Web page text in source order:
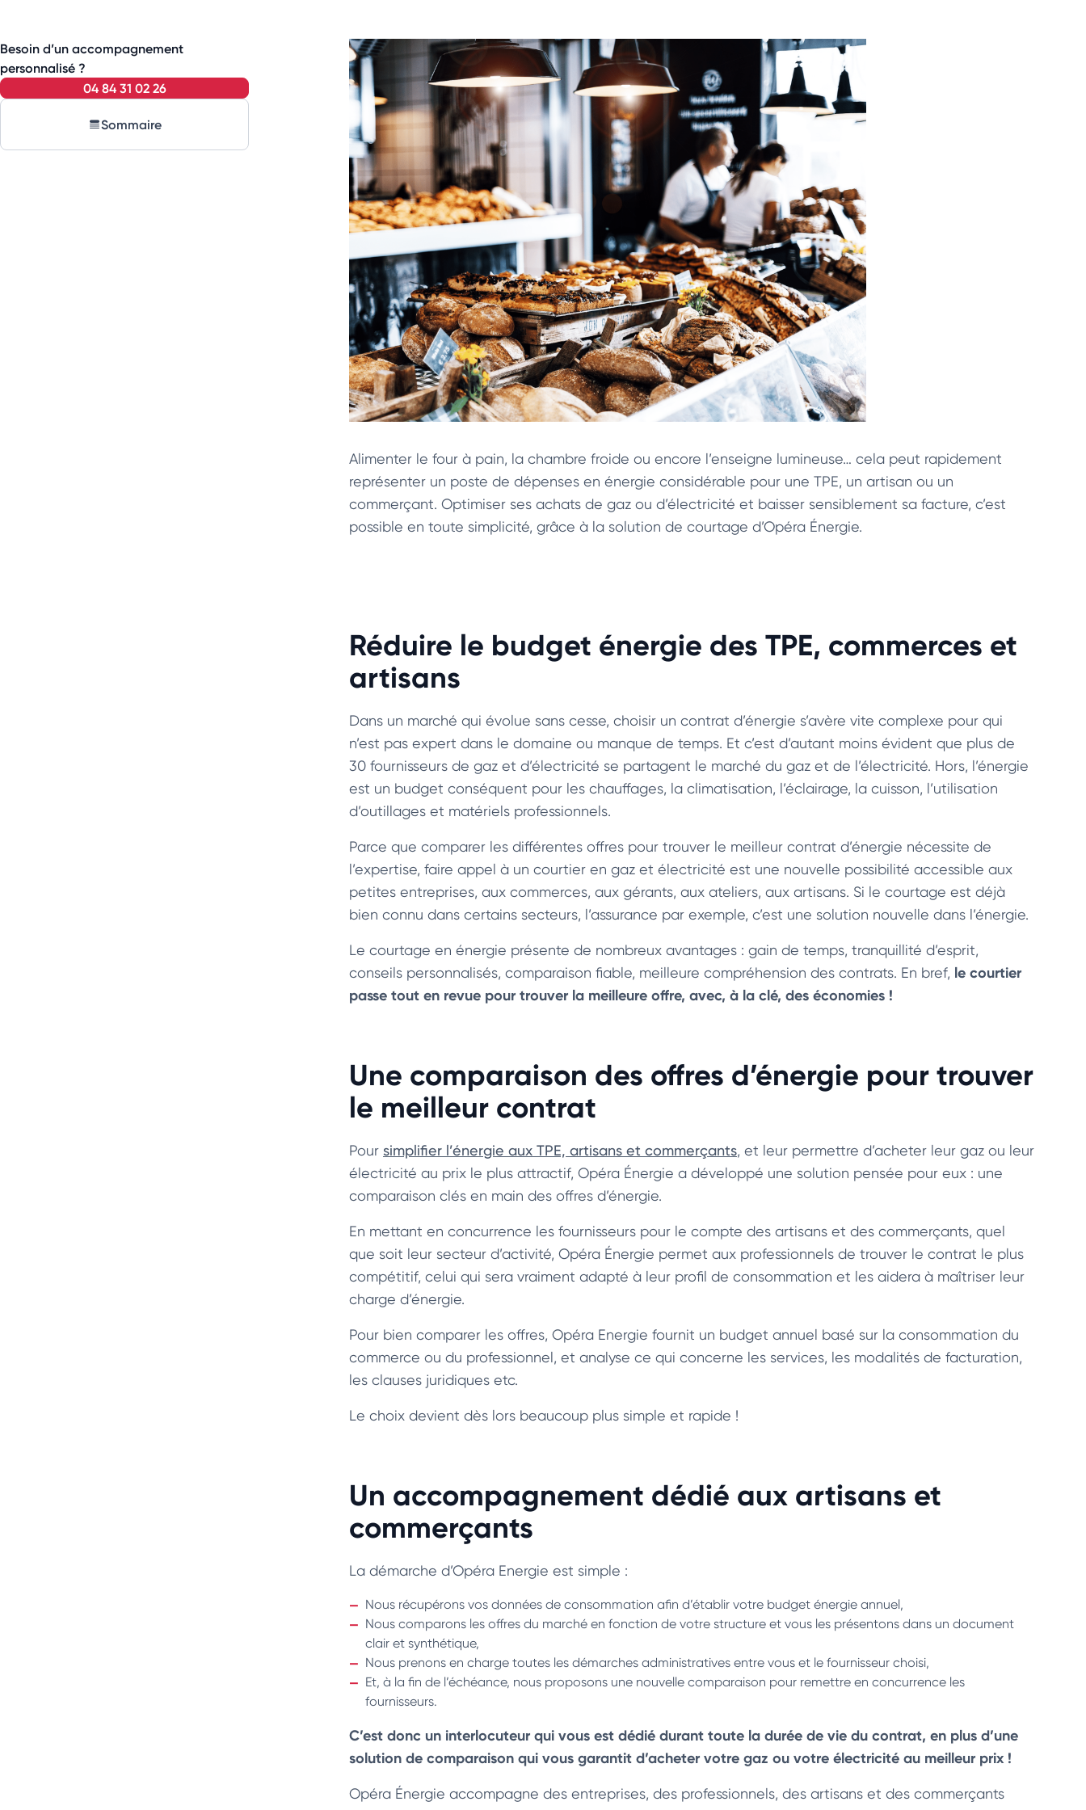
Besoin d’un accompagnement
personnalisé ?
04 84 31 02 26
Sommaire
Alimenter le four à pain, la chambre froide ou encore l’enseigne lumineuse… cela peut rapidement
représenter un poste de dépenses en énergie considérable pour une TPE, un artisan ou un
commerçant. Optimiser ses achats de gaz ou d’électricité et baisser sensiblement sa facture, c’est
possible en toute simplicité, grâce à la solution de courtage d’Opéra Énergie.
Réduire le budget énergie des TPE, commerces et
artisans
Dans un marché qui évolue sans cesse, choisir un contrat d’énergie s’avère vite complexe pour qui
n’est pas expert dans le domaine ou manque de temps. Et c’est d’autant moins évident que plus de
30 fournisseurs de gaz et d’électricité se partagent le marché du gaz et de l’électricité. Hors, l’énergie
est un budget conséquent pour les chauffages, la climatisation, l’éclairage, la cuisson, l’utilisation
d’outillages et matériels professionnels.
Parce que comparer les différentes offres pour trouver le meilleur contrat d’énergie nécessite de
l’expertise, faire appel à un courtier en gaz et électricité est une nouvelle possibilité accessible aux
petites entreprises, aux commerces, aux gérants, aux ateliers, aux artisans. Si le courtage est déjà
bien connu dans certains secteurs, l’assurance par exemple, c’est une solution nouvelle dans l’énergie.
Le courtage en énergie présente de nombreux avantages : gain de temps, tranquillité d’esprit,
conseils personnalisés, comparaison fiable, meilleure compréhension des contrats. En bref, le courtier
passe tout en revue pour trouver la meilleure offre, avec, à la clé, des économies !
Une comparaison des offres d’énergie pour trouver
le meilleur contrat
Pour simplifier l’énergie aux TPE, artisans et commerçants, et leur permettre d’acheter leur gaz ou leur
électricité au prix le plus attractif, Opéra Énergie a développé une solution pensée pour eux : une
comparaison clés en main des offres d’énergie.
En mettant en concurrence les fournisseurs pour le compte des artisans et des commerçants, quel
que soit leur secteur d’activité, Opéra Énergie permet aux professionnels de trouver le contrat le plus
compétitif, celui qui sera vraiment adapté à leur profil de consommation et les aidera à maîtriser leur
charge d’énergie.
Pour bien comparer les offres, Opéra Energie fournit un budget annuel basé sur la consommation du
commerce ou du professionnel, et analyse ce qui concerne les services, les modalités de facturation,
les clauses juridiques etc.
Le choix devient dès lors beaucoup plus simple et rapide !
Un accompagnement dédié aux artisans et
commerçants
La démarche d’Opéra Energie est simple :
Nous récupérons vos données de consommation afin d’établir votre budget énergie annuel,
Nous comparons les offres du marché en fonction de votre structure et vous les présentons dans un document
clair et synthétique,
Nous prenons en charge toutes les démarches administratives entre vous et le fournisseur choisi,
Et, à la fin de l’échéance, nous proposons une nouvelle comparaison pour remettre en concurrence les
fournisseurs.
C’est donc un interlocuteur qui vous est dédié durant toute la durée de vie du contrat, en plus d’une
solution de comparaison qui vous garantit d’acheter votre gaz ou votre électricité au meilleur prix !
Opéra Énergie accompagne des entreprises, des professionnels, des artisans et des commerçants